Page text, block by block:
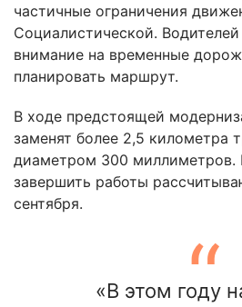
частичные ограничения
Социалистической.
внимание на временные
планировать маршрут.
В ходе предстоящей
заменят более 2,5 километра
диаметром 300 миллиметров.
завершить работы
сентября.
«В этом году